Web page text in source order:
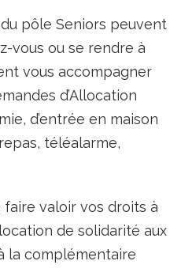
pôle Seniors peuvent
vous ou se rendre à
vous accompagner
d’Allocation
d’entrée en maison
téléalarme,
valoir vos droits à
de solidarité aux
la complémentaire